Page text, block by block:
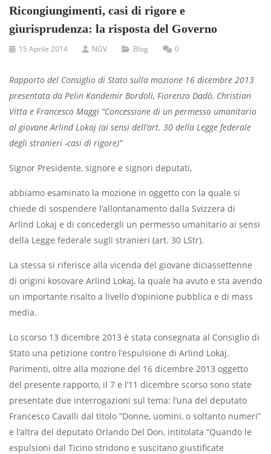
Ricongiungimenti, casi di rigore e
giurisprudenza: la risposta del Governo
15 Aprile 2014 NGV Blog 0
Rapporto del Consiglio di Stato sulla mozione 16 dicembre 2013
presentata da Pelin Kandemir Bordoli, Fiorenzo Dadò, Christian
Vitta e Francesco Maggi “Concessione di un permesso umanitario
al giovane Arlind Lokaj (ai sensi dell’art. 30 della Legge federale
degli stranieri -casi di rigore)”
Signor Presidente, signore e signori deputati,
abbiamo esaminato la mozione in oggetto con la quale si
chiede di sospendere l’allontanamento dalla Svizzera di
Arlind Lokaj e di concedergli un permesso umanitario ai sensi
della Legge federale sugli stranieri (art. 30 LStr).
La stessa si riferisce alla vicenda del giovane diciassettenne
di origini kosovare Arlind Lokaj, la quale ha avuto e sta avendo
un importante risalto a livello d’opinione pubblica e di mass
media.
Lo scorso 13 dicembre 2013 è stata consegnata al Consiglio di
Stato una petizione contro l’espulsione di Arlind Lokaj.
Parimenti, oltre alla mozione del 16 dicembre 2013 oggetto
del presente rapporto, il 7 e l’11 dicembre scorso sono state
presentate due interrogazioni sul tema: l’una del deputato
Francesco Cavalli dal titolo “Donne, uomini, o soltanto numeri”
e l’altra del deputato Orlando Del Don, intitolata “Quando le
espulsioni dal Ticino stridono e suscitano giustificate